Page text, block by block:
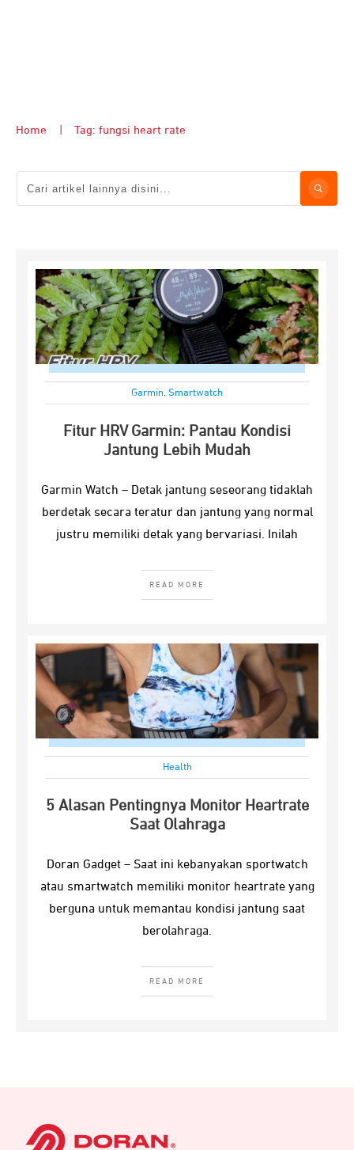
Home Tag: fungsi heart rate
Garmin, Smartwatch
Fitur HRV Garmin: Pantau Kondisi
Jantung Lebih Mudah
Garmin Watch – Detak jantung seseorang tidaklah
berdetak secara teratur dan jantung yang normal
justru memiliki detak yang bervariasi. Inilah
READ MORE
Health
5 Alasan Pentingnya Monitor Heartrate
Saat Olahraga
Doran Gadget – Saat ini kebanyakan sportwatch
atau smartwatch memiliki monitor heartrate yang
berguna untuk memantau kondisi jantung saat
berolahraga.
READ MORE